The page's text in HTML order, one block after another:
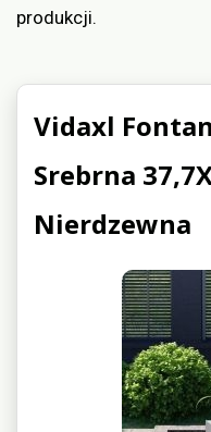
produkcji.
Vidaxl
Srebrna
Nierdzewna